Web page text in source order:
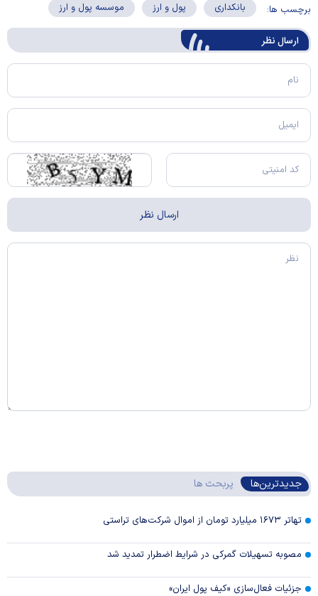
برچسب ها: بانکداری پول و ارز موسسه پول و ارز
ارسال‌ نظر
جدیدترین‌ها پربحث ها
تهاتر ۱۶۷۳ میلیارد تومان از اموال شرکت‌های تراستی
مصوبه تسهیلات گمرکی در شرایط اضطرار تمدید شد
جزئیات فعال‌سازی «کیف پول ایران»